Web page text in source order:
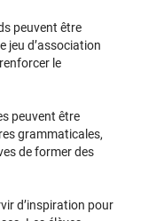
peuvent être
jeu d’association
le
peuvent être
grammaticales,
de former des
d’inspiration pour